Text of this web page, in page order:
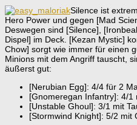
Silence ist
Hero Power und gegen [Mad
Deswegen sind [Silence],
Dispel] im Deck. [Kezan Mystic]
Chow] sorgt wie immer für einen
Minions mit dem Angriff tauscht,
äußerst gut:
[Nerubian Egg]: 4/4 für 2
[Gnomeregan Infantry]: 4/1
[Unstable Ghoul]: 3/1 mit
[Stormwind Knight]: 5/2 mit